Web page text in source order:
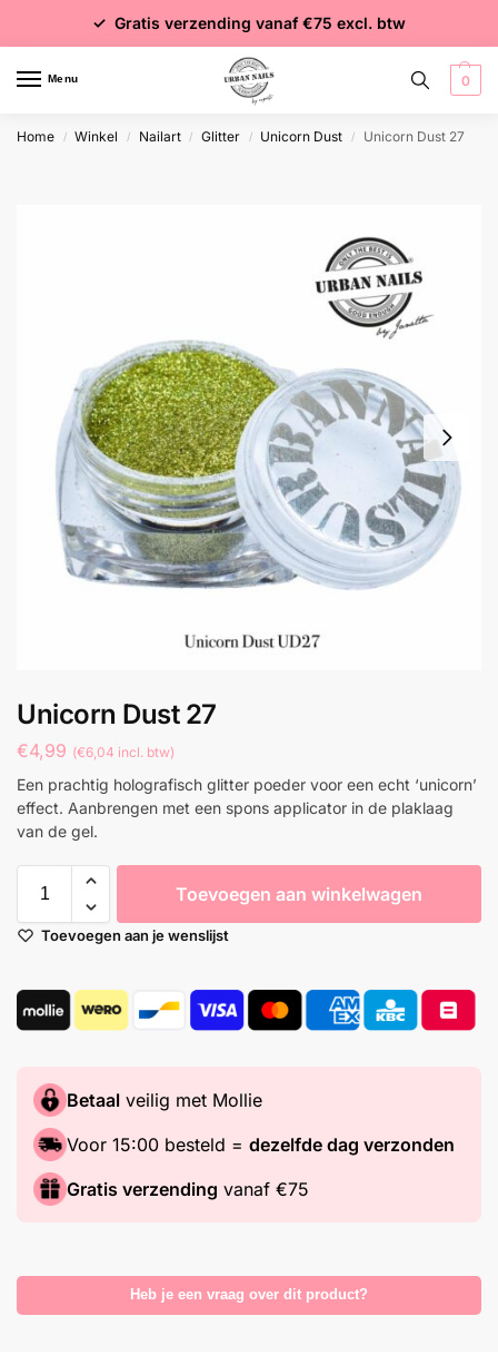
✓ Gratis verzending vanaf €75 excl. btw
✓ Voor 15:00 besteld = dezelfde dag verzonden
✓ Meer dan 4000 producten
Menu 0
Home / Winkel / Nailart / Glitter / Unicorn Dust / Unicorn Dust 27
Unicorn Dust 27
€4,99 (€6,04 incl. btw)
Een prachtig holografisch glitter poeder voor een echt ‘unicorn’
effect. Aanbrengen met een spons applicator in de plaklaag
van de gel.
Toevoegen aan winkelwagen
Toevoegen aan je wenslijst
Betaal veilig met Mollie
Voor 15:00 besteld = dezelfde dag verzonden
Gratis verzending vanaf €75
Heb je een vraag over dit product?